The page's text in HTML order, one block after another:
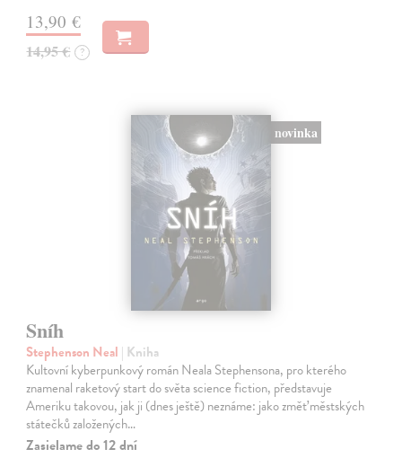
13,90 €
14,95 € ?
novinka
Sníh
Stephenson Neal | Kniha
Kultovní kyberpunkový román Neala Stephensona, pro kterého
znamenal raketový start do světa science fiction, představuje
Ameriku takovou, jak ji (dnes ještě) neznáme: jako změť městských
státečků založených…
Zasielame do 12 dní